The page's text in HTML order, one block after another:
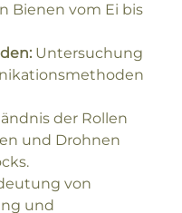
Bienen vom Ei bis
Untersuchung
der Rollen
und Drohnen
von
und